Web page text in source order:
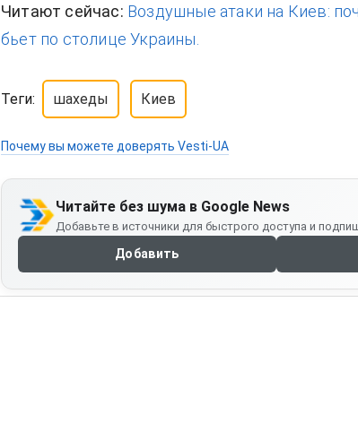
Читают сейчас: Воздушные атаки на Киев:
бьет по столице Украины.
Теги: шахеды Киев
Почему вы можете доверять Vesti-UA
Читайте без шума в Google News
Добавьте в источники для быстрого доступа и
Добавить